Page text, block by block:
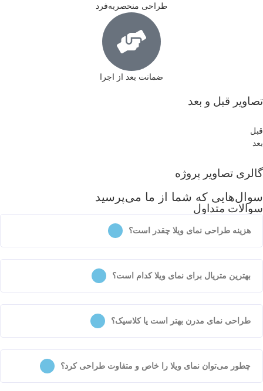
طراحی منحصربه‌فرد
ضمانت بعد از اجرا
قبل و بعد
تصاویر پروژه
که شما از ما می‌پرسید
متداول
هزینه طراحی نمای ویلا چقدر است؟
بهترین متریال برای نمای ویلا کدام است؟
طراحی نمای مدرن بهتر است یا کلاسیک؟
چطور می‌توان نمای ویلا را خاص و متفاوت طراحی کرد؟